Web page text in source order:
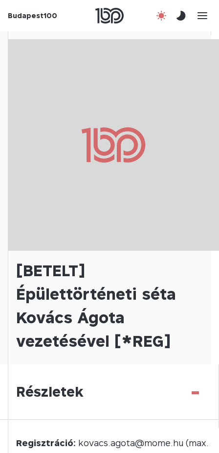
Budapest100
[BETELT]
Épülettörténeti séta
Kovács Ágota
vezetésével [*REG]
Részletek -
Regisztráció: kovacs.agota@mome.hu (max.